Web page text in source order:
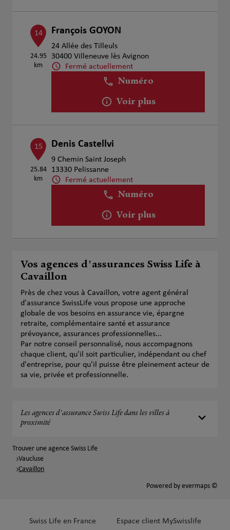
14
24.95
km
François GOYON
24 Allée des Tilleuls
30400 Villeneuve lès Avignon
Fermé actuellement
Numéro
Voir plus
15
25.84
km
Denis Castellvi
9 Chemin Saint Joseph
13330 Pelissanne
Fermé actuellement
Numéro
Voir plus
Vos agences d'assurances Swiss Life à
Cavaillon
Près de chez vous à Cavaillon, votre agent général
d'assurance SwissLife vous propose une approche
globale de vos besoins en assurance vie, épargne
retraite, complémentaire santé et assurance
prévoyance, assurances professionnelles...
Par notre conseil personnalisé, nous accompagnons
chaque client, qu'il soit particulier, indépendant ou chef
d'entreprise, pour qu'il puisse être pleinement acteur de
sa vie, privée et professionnelle.
Les agences d'assurance Swiss Life dans les villes à
proximité
Trouver une agence Swiss Life
Vaucluse
Cavaillon
Powered by evermaps ©
Swiss Life en France Espace client MySwisslife